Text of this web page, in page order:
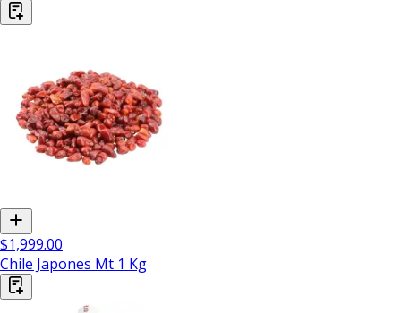
$1,999.00
Chile Japones Mt 1 Kg